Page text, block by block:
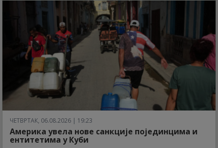
ЧЕТВРТАК, 06.08.2026 | 19:23
Америка увела нове санкције појединцима и
ентитетима у Куби